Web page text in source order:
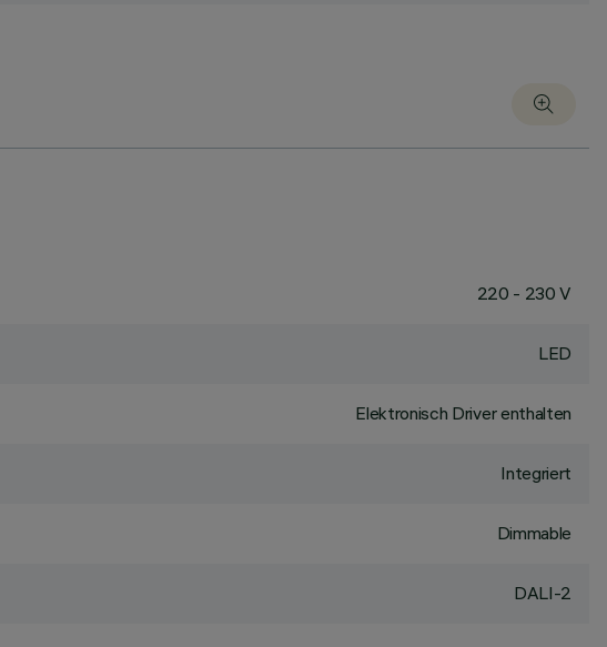
220 - 230 V
LED
Elektronisch Driver enthalten
Integriert
Dimmable
DALI-2